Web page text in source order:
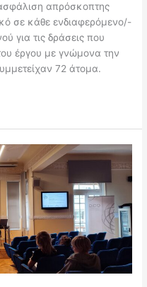
απρόσκοπτης
σε κάθε ενδιαφερόμενο/-
για τις δράσεις που
έργου με γνώμονα την
72 άτομα.